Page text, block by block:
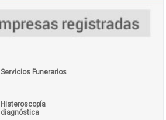
Servicios Funerarios
Histeroscopía
diagnóstica